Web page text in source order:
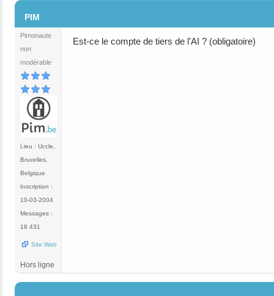
PIM
Pimonaute
non
modérable
Lieu : Uccle,
Bruxelles,
Belgique
Inscription :
10-03-2004
Messages :
18 431
Site Web
Est-ce le compte de tiers de l'AI ? (obligatoire)
Hors ligne